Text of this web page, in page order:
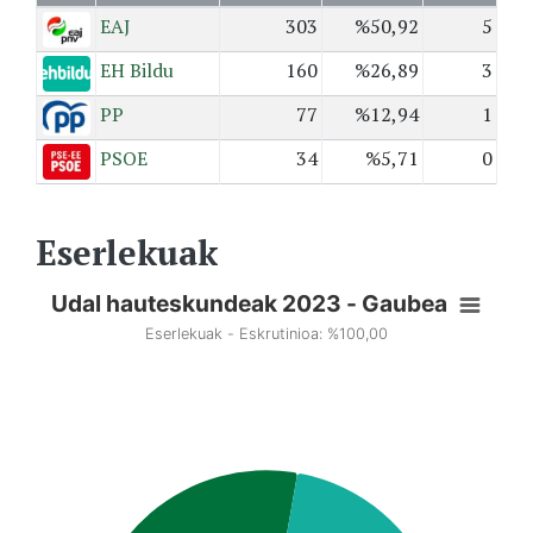
EAJ
303 %50,92
5
EH Bildu
160 %26,89
3
PP
77 %12,94
1
PSOE
34 %5,71 0
Eserlekuak
Udal hauteskundeak 2023 - Gaubea
Eserlekuak - Eskrutinioa: %100,00